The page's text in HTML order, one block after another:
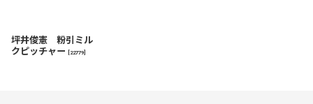
坪井俊憲 粉引ミル
クピッチャー
22779